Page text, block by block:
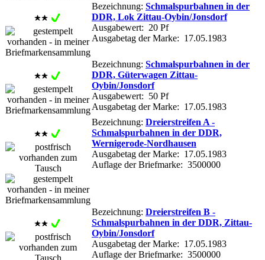
Bezeichnung: Schmalspurbahnen in der
DDR, Lok Zittau-Oybin/Jonsdorf
Ausgabewert: 20 Pf
Ausgabetag der Marke: 17.05.1983
Bezeichnung: Schmalspurbahnen in der
DDR, Güterwagen Zittau-
Oybin/Jonsdorf
Ausgabewert: 50 Pf
Ausgabetag der Marke: 17.05.1983
Bezeichnung: Dreierstreifen A -
Schmalspurbahnen in der DDR,
Wernigerode-Nordhausen
Ausgabetag der Marke: 17.05.1983
Auflage der Briefmarke: 3500000
Bezeichnung: Dreierstreifen B -
Schmalspurbahnen in der DDR, Zittau-
Oybin/Jonsdorf
Ausgabetag der Marke: 17.05.1983
Auflage der Briefmarke: 3500000